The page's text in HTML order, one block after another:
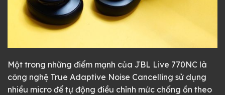
Một trong những điểm mạnh của JBL Live 770NC là
công nghệ True Adaptive Noise Cancelling sử dụng
nhiều micro để tự động điều chỉnh mức chống ồn theo